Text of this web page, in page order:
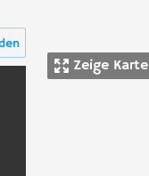
Zeige Karte